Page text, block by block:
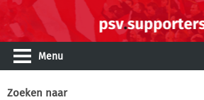
Menu
Zoeken naar